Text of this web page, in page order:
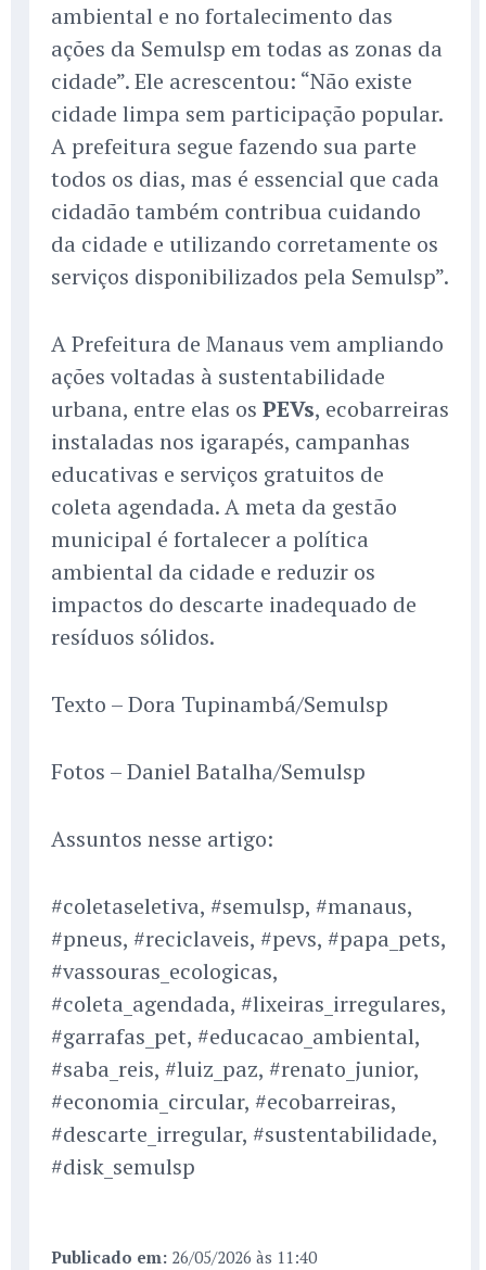
ambiental e no fortalecimento das
ações da Semulsp em todas as zonas da
cidade”. Ele acrescentou: “Não existe
cidade limpa sem participação popular.
A prefeitura segue fazendo sua parte
todos os dias, mas é essencial que cada
cidadão também contribua cuidando
da cidade e utilizando corretamente os
serviços disponibilizados pela Semulsp”.
A Prefeitura de Manaus vem ampliando
ações voltadas à sustentabilidade
urbana, entre elas os PEVs, ecobarreiras
instaladas nos igarapés, campanhas
educativas e serviços gratuitos de
coleta agendada. A meta da gestão
municipal é fortalecer a política
ambiental da cidade e reduzir os
impactos do descarte inadequado de
resíduos sólidos.
Texto – Dora Tupinambá/Semulsp
Fotos – Daniel Batalha/Semulsp
Assuntos nesse artigo:
#coletaseletiva, #semulsp, #manaus,
#pneus, #reciclaveis, #pevs, #papa_pets,
#vassouras_ecologicas,
#coleta_agendada, #lixeiras_irregulares,
#garrafas_pet, #educacao_ambiental,
#saba_reis, #luiz_paz, #renato_junior,
#economia_circular, #ecobarreiras,
#descarte_irregular, #sustentabilidade,
#disk_semulsp
Publicado em: 26/05/2026 às 11:40